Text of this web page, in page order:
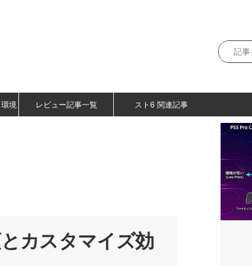
境 レビュー記事一覧 スト6 関連記事
とカスタマイズ効